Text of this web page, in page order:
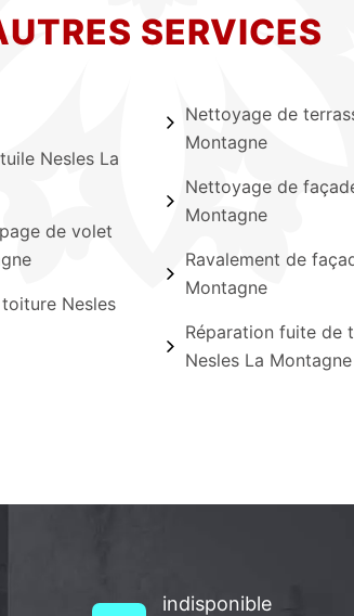
SERVICES
Nesles La
de volet
Nesles
Nettoyage de
Montagne
Nettoyage de
Montagne
Ravalement de
Montagne
Réparation fuite de
Nesles La Montagne
indisponible